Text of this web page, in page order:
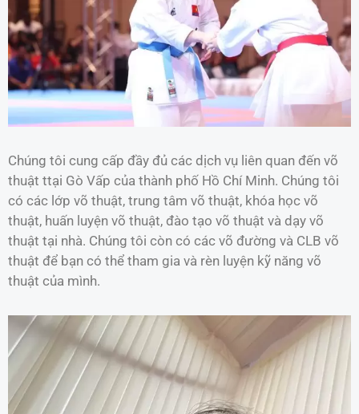
Chúng tôi cung cấp đầy đủ các dịch vụ liên quan đến võ
thuật ttại Gò Vấp của thành phố Hồ Chí Minh. Chúng tôi
có các lớp võ thuật, trung tâm võ thuật, khóa học võ
thuật, huấn luyện võ thuật, đào tạo võ thuật và dạy võ
thuật tại nhà. Chúng tôi còn có các võ đường và CLB võ
thuật để bạn có thể tham gia và rèn luyện kỹ năng võ
thuật của mình.